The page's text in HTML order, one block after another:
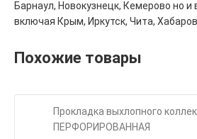
Барнаул, Новокузнецк, Кемерово но и
включая Крым, Иркутск, Чита,
Похожие товары
Прокладка выхлопного
ПЕРФОРИРОВАННАЯ